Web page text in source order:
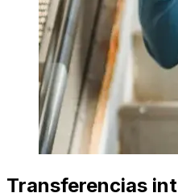
Transferencias